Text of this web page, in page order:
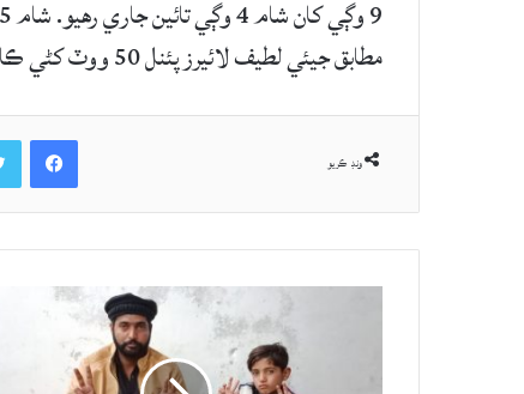
مطابق جيئي لطيف لائيرز پئنل 50 ووٽ کڻي ڪاميابي حاصل ڪري ورتي.
ونڊ ڪريو
Facebook